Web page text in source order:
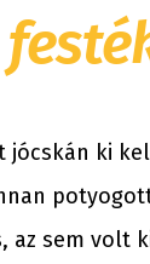
jócskán ki
az sem volt